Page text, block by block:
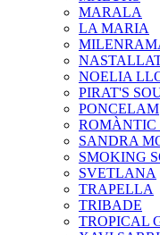
MARALA
LA MARIA
NOELIA
PIRAT'S
PONCELAM
SANDRA
SMOKING
SVETLANA
TRAPELLA
TRIBADE
TROPICAL